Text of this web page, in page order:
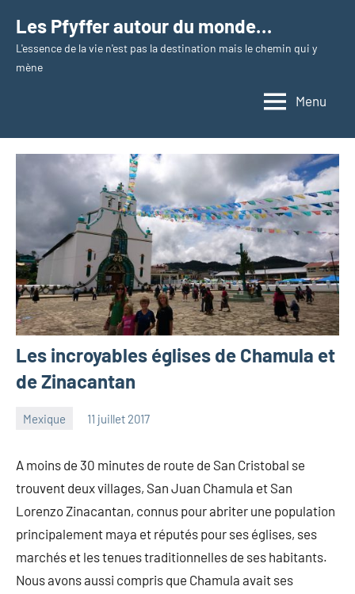
contenu
Les Pfyffer autour du monde…
L'essence de la vie n'est pas la destination mais le chemin qui y
mène
Menu
Les incroyables églises de Chamula et
de Zinacantan
Mexique 11 juillet 2017
A moins de 30 minutes de route de San Cristobal se
trouvent deux villages, San Juan Chamula et San
Lorenzo Zinacantan, connus pour abriter une population
principalement maya et réputés pour ses églises, ses
marchés et les tenues traditionnelles de ses habitants.
Nous avons aussi compris que Chamula avait ses